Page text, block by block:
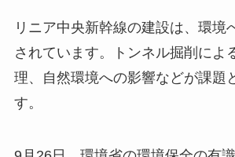
リニア中央新幹線の建設は、環境
されています。トンネル掘削によ
理、自然環境への影響などが課題
す。